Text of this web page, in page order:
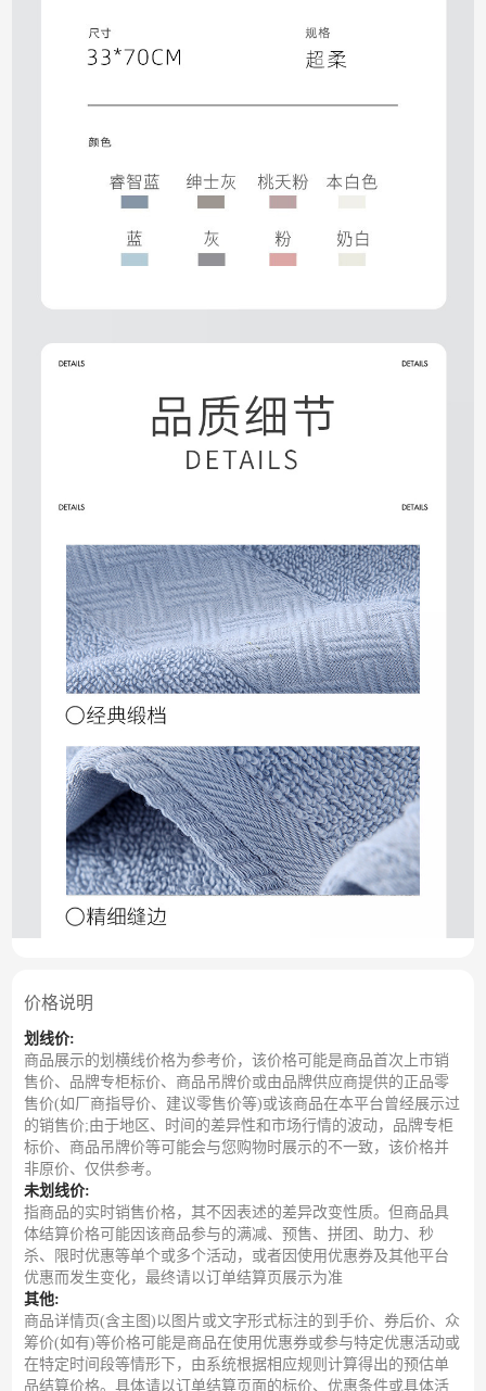
价格说明
划线价:
商品展示的划横线价格为参考价，该价格可能是商品首次上市销
售价、品牌专柜标价、商品吊牌价或由品牌供应商提供的正品零
售价(如厂商指导价、建议零售价等)或该商品在本平台曾经展示过
的销售价;由于地区、时间的差异性和市场行情的波动，品牌专柜
标价、商品吊牌价等可能会与您购物时展示的不一致，该价格并
非原价、仅供参考。
未划线价:
指商品的实时销售价格，其不因表述的差异改变性质。但商品具
体结算价格可能因该商品参与的满减、预售、拼团、助力、秒
杀、限时优惠等单个或多个活动，或者因使用优惠券及其他平台
优惠而发生变化，最终请以订单结算页展示为准
其他:
商品详情页(含主图)以图片或文字形式标注的到手价、券后价、众
筹价(如有)等价格可能是商品在使用优惠券或参与特定优惠活动或
在特定时间段等情形下，由系统根据相应规则计算得出的预估单
品结算价格。具体请以订单结算页面的标价、优惠条件或具体活